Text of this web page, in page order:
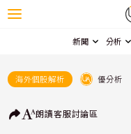
新聞 分析
海外個股解析 優分析
朗讀客服討論區